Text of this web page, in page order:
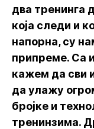
два тренинга
која следи и
напорна, су
припреме. Са
кажем да сви
да улажу
бројке и
тренинзима.